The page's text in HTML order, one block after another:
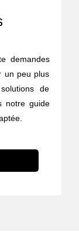
demandes
un peu plus
de
notre guide